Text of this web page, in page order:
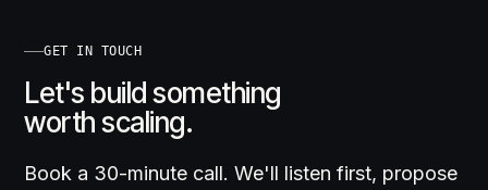
GET IN TOUCH
Let's build something
worth scaling.
Book a 30-minute call. We'll listen first, propose